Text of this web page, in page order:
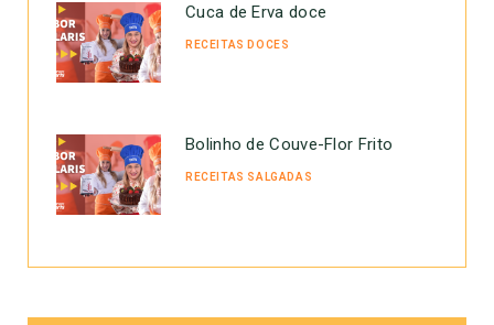
Cuca de Erva doce
RECEITAS DOCES
Bolinho de Couve-Flor Frito
RECEITAS SALGADAS